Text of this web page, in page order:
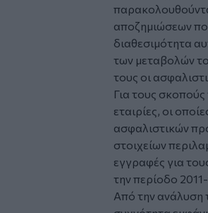
αποζημιώσεων
διαθεσιμότητα
των μεταβολών
τους οι
Για τους
εταιρίες, οι
ασφαλιστικών
στοιχείων
εγγραφές για
την περίοδο
Από την ανάλυση